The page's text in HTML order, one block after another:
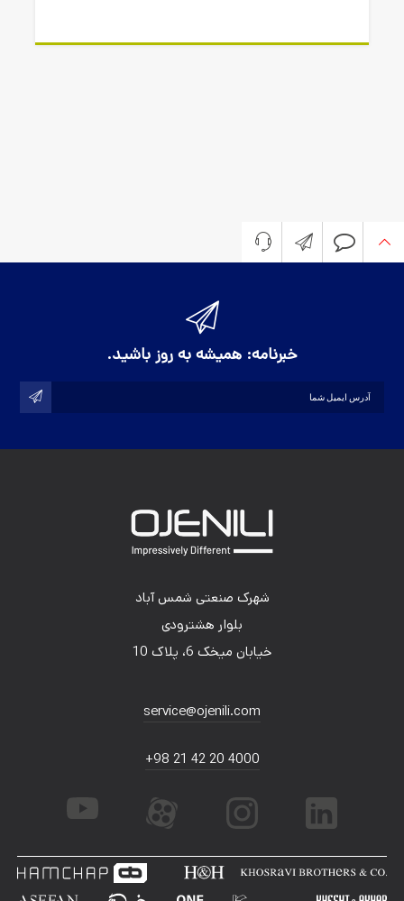
خبرنامه: همیشه به روز باشید.
شهرک صنعتی شمس آباد
بلوار هشترودی
خیابان میخک 6، پلاک 10
service@ojenili.com
+98 21 42 20 4000